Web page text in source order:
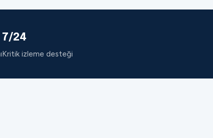
7/24
Kritik izleme desteği